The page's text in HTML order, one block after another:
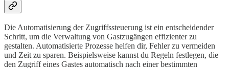
Die Automatisierung der Zugriffssteuerung ist ein entscheidender
Schritt, um die Verwaltung von Gastzugängen effizienter zu
gestalten. Automatisierte Prozesse helfen dir, Fehler zu vermeiden
und Zeit zu sparen. Beispielsweise kannst du Regeln festlegen, die
den Zugriff eines Gastes automatisch nach einer bestimmten